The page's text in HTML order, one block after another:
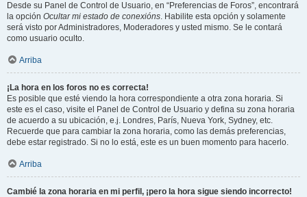
Desde su Panel de Control de Usuario, en “Preferencias de Foros”, encontrará
la opción Ocultar mi estado de conexións. Habilite esta opción y solamente
será visto por Administradores, Moderadores y usted mismo. Se le contará
como usuario oculto.
Arriba
¡La hora en los foros no es correcta!
Es posible que esté viendo la hora correspondiente a otra zona horaria. Si
este es el caso, visite el Panel de Control de Usuario y defina su zona horaria
de acuerdo a su ubicación, e.j. Londres, París, Nueva York, Sydney, etc.
Recuerde que para cambiar la zona horaria, como las demás preferencias,
debe estar registrado. Si no lo está, este es un buen momento para hacerlo.
Arriba
Cambié la zona horaria en mi perfil, ¡pero la hora sigue siendo incorrecto!